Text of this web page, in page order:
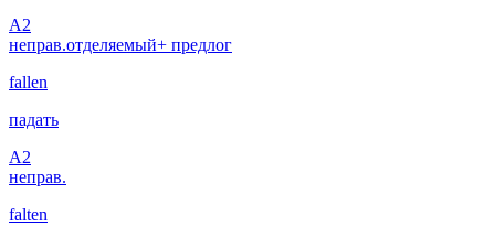
A2
неправ.отделяемый+ предлог
fallen
падать
A2
неправ.
falten